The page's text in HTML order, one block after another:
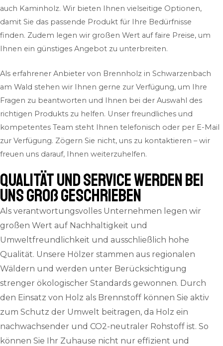
auch Kaminholz. Wir bieten Ihnen vielseitige Optionen,
damit Sie das passende Produkt für Ihre Bedürfnisse
finden. Zudem legen wir großen Wert auf faire Preise, um
Ihnen ein günstiges Angebot zu unterbreiten.
Als erfahrener Anbieter von Brennholz in Schwarzenbach
am Wald stehen wir Ihnen gerne zur Verfügung, um Ihre
Fragen zu beantworten und Ihnen bei der Auswahl des
richtigen Produkts zu helfen. Unser freundliches und
kompetentes Team steht Ihnen telefonisch oder per E-Mail
zur Verfügung. Zögern Sie nicht, uns zu kontaktieren – wir
freuen uns darauf, Ihnen weiterzuhelfen.
QUALITÄT und SERVICE werden bei
uns groß geschrieben
Als verantwortungsvolles Unternehmen legen wir
großen Wert auf Nachhaltigkeit und
Umweltfreundlichkeit und ausschließlich hohe
Qualität. Unsere Hölzer stammen aus regionalen
Wäldern und werden unter Berücksichtigung
strenger ökologischer Standards gewonnen. Durch
den Einsatz von Holz als Brennstoff können Sie aktiv
zum Schutz der Umwelt beitragen, da Holz ein
nachwachsender und CO2-neutraler Rohstoff ist. So
können Sie Ihr Zuhause nicht nur effizient und